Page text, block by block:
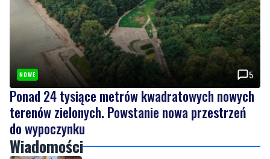
NOWE 5
Ponad 24 tysiące metrów kwadratowych nowych
terenów zielonych. Powstanie nowa przestrzeń
do wypoczynku
Wiadomości